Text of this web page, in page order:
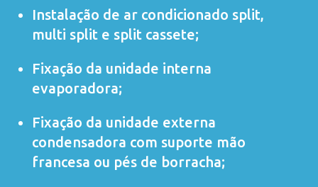
Instalação de ar condicionado split,
multi split e split cassete;
Fixação da unidade interna
evaporadora;
Fixação da unidade externa
condensadora com suporte mão
francesa ou pés de borracha;